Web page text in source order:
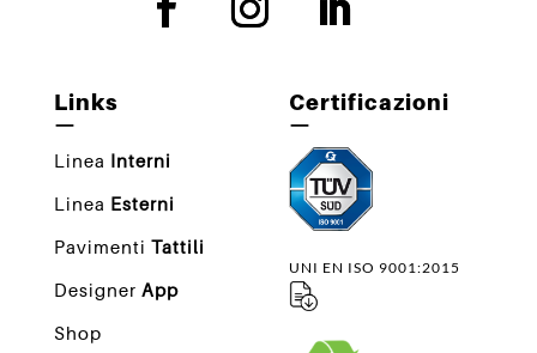
Links
—
Linea Interni
Linea Esterni
Pavimenti Tattili
Designer App
Shop
Certificazioni
—
UNI EN ISO 9001:2015